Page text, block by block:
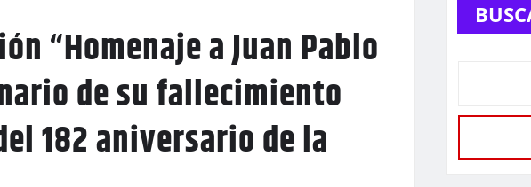
“Homenaje a Juan Pablo
de su fallecimiento
182 aniversario de la